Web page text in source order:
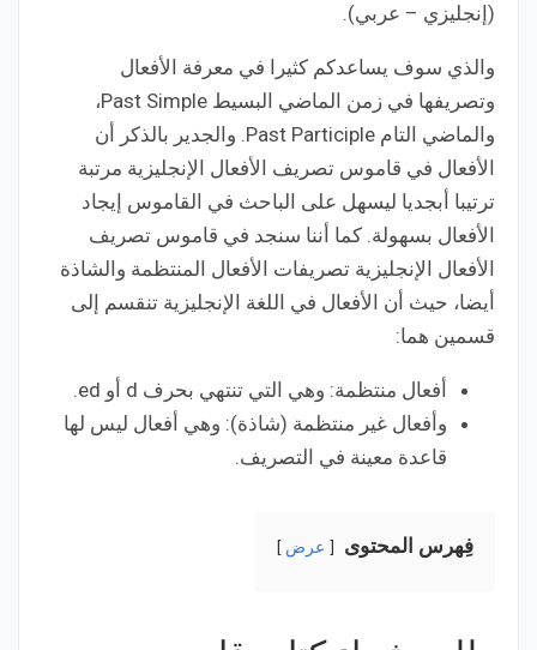
(إنجليزي – عربي).
والذي سوف يساعدكم كثيرا في معرفة الأفعال
وتصريفها في زمن الماضي البسيط Past Simple،
والماضي التام Past Participle. والجدير بالذكر أن
الأفعال في قاموس تصريف الأفعال الإنجليزية مرتبة
ترتيبا أبجديا ليسهل على الباحث في القاموس إيجاد
الأفعال بسهولة. كما أننا سنجد في قاموس تصريف
الأفعال الإنجليزية تصريفات الأفعال المنتظمة والشاذة
أيضا، حيث أن الأفعال في اللغة الإنجليزية تنقسم إلى
قسمين هما:
أفعال منتظمة: وهي التي تنتهي بحرف d أو ed.
وأفعال غير منتظمة (شاذة): وهي أفعال ليس لها
قاعدة معينة في التصريف.
فِهرس المحتوى عرض